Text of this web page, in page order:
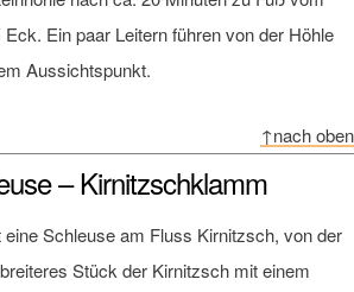
Ein paar Leitern führen von der Höhle
Aussichtspunkt.
↑nach oben
– Kirnitzschklamm
Schleuse am Fluss Kirnitzsch, von der
Stück der Kirnitzsch mit einem